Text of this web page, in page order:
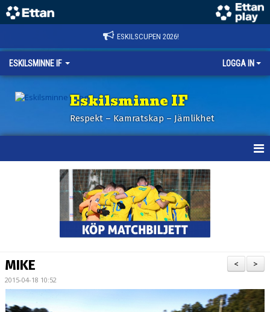
ESKILSCUPEN 2026!
ESKILSMINNE IF LOGGA IN
Eskilsminne IF
Respekt – Kamratskap – Jämlikhet
BILDER ESKILSCUPEN
PARTNERS
KALENDER
>
<
MIKE
2015-04-18 10:52